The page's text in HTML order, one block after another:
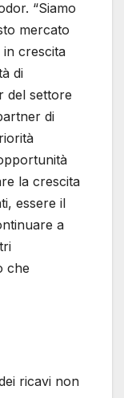
“Siamo
mercato
in crescita
di
del settore
di
la crescita
essere il
a
che
ricavi non